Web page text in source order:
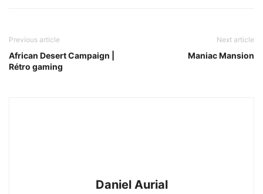
Previous article
African Desert Campaign |
Rétro gaming
Next article
Maniac Mansion
Daniel Aurial